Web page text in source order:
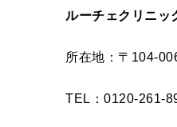
ルーチェクリニッ
所在地：〒104-
TEL：0120-261-